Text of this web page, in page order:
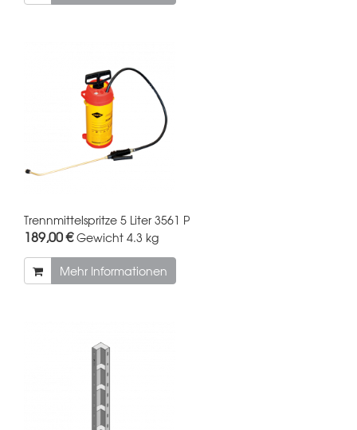
Trennmittelspritze 5 Liter 3561 P
189,00 €Gewicht 4.3 kg
Mehr Informationen